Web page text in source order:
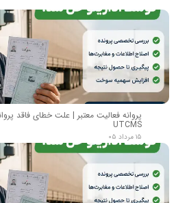
پروانه فعالیت معتبر | علت خطای فاقد
UTCMS
۱۵ مرداد ۰۵